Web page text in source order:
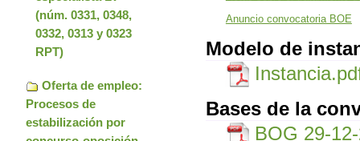
(núm. 0331, 0348,
0332, 0313 y 0323
RPT)
Oferta de empleo:
Procesos de
estabilización por
Anuncio convocatoria BOE
Modelo de
Bases de la
BOG 29-